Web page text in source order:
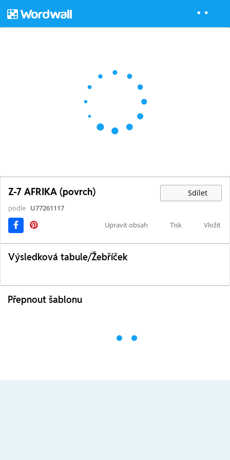
Z-7 AFRIKA (povrch) Sdílet
podle U77261117
Upravit obsah
Tisk Vložit
Výsledková tabule/Žebříček
Přepnout šablonu